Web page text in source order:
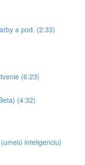
a pod. (2:33)
(6:23)
(4:32)
inteligenciu)